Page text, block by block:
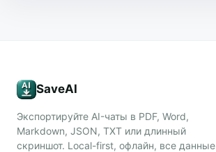
SaveAI
Экспортируйте AI-чаты в PDF, Word,
Markdown, JSON, TXT или длинный
скриншот. Local-first, офлайн, все данные